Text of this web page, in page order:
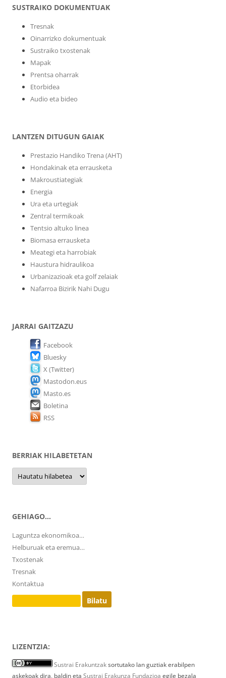
SUSTRAIKO DOKUMENTUAK
Tresnak
Oinarrizko dokumentuak
Sustraiko txostenak
Mapak
Prentsa oharrak
Etorbidea
Audio eta bideo
LANTZEN DITUGUN GAIAK
Prestazio Handiko Trena (AHT)
Hondakinak eta errausketa
Makroustiategiak
Energia
Ura eta urtegiak
Zentral termikoak
Tentsio altuko linea
Biomasa errausketa
Meategi eta harrobiak
Haustura hidraulikoa
Urbanizazioak eta golf zelaiak
Nafarroa Bizirik Nahi Dugu
JARRAI GAITZAZU
Facebook
Bluesky
X (Twitter)
Mastodon.eus
Masto.es
Boletina
RSS
BERRIAK HILABETETAN
Berriak
hilabetetan
GEHIAGO…
Laguntza ekonomikoa…
Helburuak eta eremua…
Txostenak
Tresnak
Kontaktua
Bilatu:
LIZENTZIA:
Sustrai Erakuntzaksortutako lan guztiak erabilpen
askekoak dira, baldin eta Sustrai Erakunza Fundazioa egile bezala